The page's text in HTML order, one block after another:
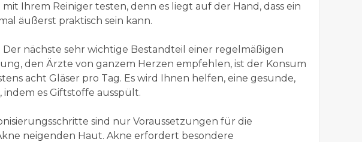
Ihrem Reiniger testen, denn es liegt auf der Hand, dass ein
äußerst praktisch sein kann.
Der nächste sehr wichtige Bestandteil einer regelmäßigen
den Ärzte von ganzem Herzen empfehlen, ist der Konsum
acht Gläser pro Tag. Es wird Ihnen helfen, eine gesunde,
es Giftstoffe ausspült.
sind nur Voraussetzungen für die
neigenden Haut. Akne erfordert besondere